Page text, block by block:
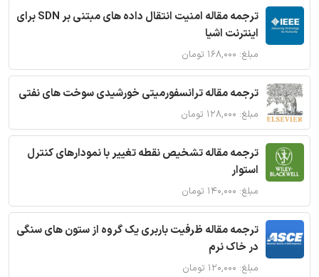
ترجمه مقاله امنیت انتقال داده های مبتنی بر SDN برای
اینترنت اشیا
مبلغ: ۱۶۸,۰۰۰ تومان
ترجمه مقاله ترانسفورمیتی خورشیدی سوخت های نفتی
مبلغ: ۱۲۸,۰۰۰ تومان
ترجمه مقاله تشخیص نقطه تغییر با نمودارهای کنترل
استوار
مبلغ: ۱۴۰,۰۰۰ تومان
ترجمه مقاله ظرفیت باربری یک گروه از ستون های سنگی
در خاک نرم
مبلغ: ۱۲۰,۰۰۰ تومان